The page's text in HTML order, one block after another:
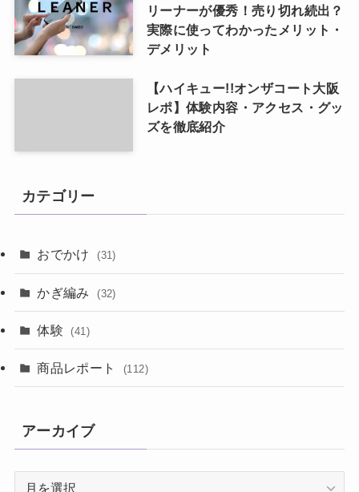
リーナーが優秀！売り切れ続出？
実際に使ってわかったメリット・
デメリット
【ハイキュー!!オンザコート大阪
レポ】体験内容・アクセス・グッ
ズを徹底紹介
カテゴリー
おでかけ (31)
かぎ編み (32)
体験 (41)
商品レポート (112)
アーカイブ